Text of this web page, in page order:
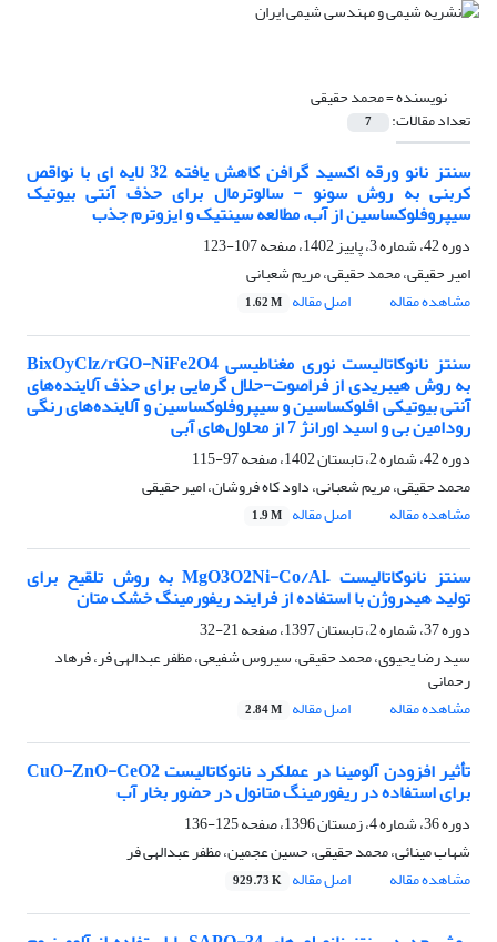
نویسنده =محمد حقیقی
تعداد مقالات: 7
سنتز نانو ورقه اکسید گرافن کاهش یافته 32 لایه ای با نواقص
کربنی به روش سونو - سالوترمال برای حذف آنتی بیوتیک
سیپروفلوکساسین از آب، مطالعه سینتیک و ایزوترم جذب
دوره 42، شماره 3، پاییز 1402، صفحه
107-123
امیر حقیقی، محمد حقیقی، مریم شعبانی
مشاهده مقاله
اصل مقاله 1.62 M
سنتز نانوکاتالیست نوری مغناطیسی BixOyClz/rGO-NiFe2O4
به روش هیبریدی از فراصوت-حلال گرمایی برای حذف آلاینده‌های
آنتی بیوتیکی افلوکساسین و سیپروفلوکساسین و آلاینده‌های رنگی
رودامین بی و اسید اورانژ 7 از محلول‌های آبی
دوره 42، شماره 2، تابستان 1402، صفحه
97-115
محمد حقیقی، مریم شعبانی، داود کاه فروشان، امیر حقیقی
مشاهده مقاله
اصل مقاله 1.9 M
سنتز نانوکاتالیست –MgO3O2Ni-Co/Al به روش تلقیح برای
تولید هیدروژن با استفاده از فرایند ریفورمینگ خشک متان
دوره 37، شماره 2، تابستان 1397، صفحه
21-32
سید رضا یحیوی، محمد حقیقی، سیروس شفیعی، مظفر عبدالهی فر، فرهاد
رحمانی
مشاهده مقاله
اصل مقاله 2.84 M
تأثیر افزودن آلومینا در عملکرد نانوکاتالیست CuO-ZnO-CeO2
برای استفاده در ریفورمینگ متانول در حضور بخار آب
دوره 36، شماره 4، زمستان 1396، صفحه
125-136
شهاب مینائی، محمد حقیقی، حسین عجمین، مظفر عبدالهی فر
مشاهده مقاله
اصل مقاله 929.73 K